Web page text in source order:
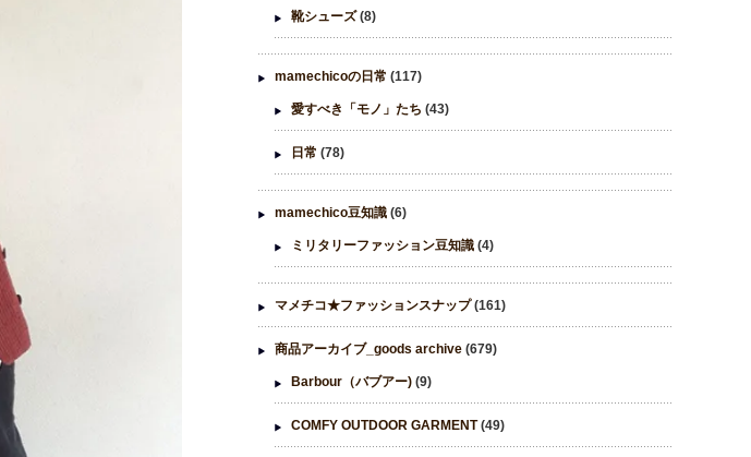
靴シューズ(8)
mamechicoの日常 (117)
愛すべき「モノ」たち (43)
日常 (78)
mamechico豆知識 (6)
ミリタリーファッション豆知識 (4)
マメチコ★ファッションスナップ(161)
商品アーカイブ_goods archive (679)
Barbour（バブアー) (9)
COMFY OUTDOOR GARMENT(49)